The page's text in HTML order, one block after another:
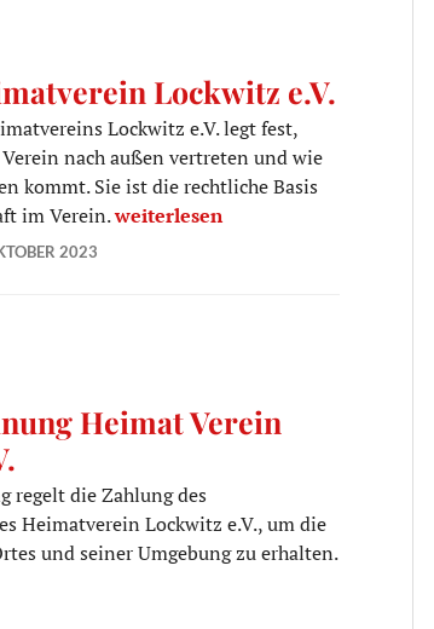
Lockwitz e.V.
Lockwitz e.V. legt fest,
nach außen vertreten und wie
kommt. Sie ist die rechtliche Basis
im Verein.Satzung Heimatverein Lockwitz e.V.
weiterlesen
2023
Heimat Verein
regelt die Zahlung des
Heimatverein Lockwitz e.V., um die
und seiner Umgebung zu erhalten.
Verein Lockwitz e.V.